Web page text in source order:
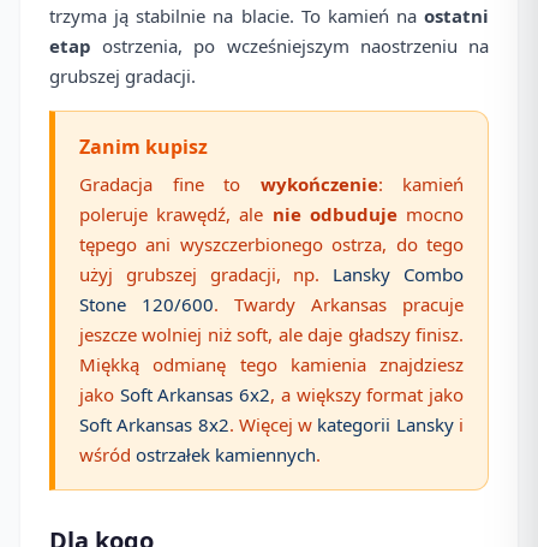
trzyma ją stabilnie na blacie. To kamień na ostatni
etap ostrzenia, po wcześniejszym naostrzeniu na
grubszej gradacji.
Zanim kupisz
Gradacja fine to wykończenie: kamień
poleruje krawędź, ale nie odbudujemocno
tępego ani wyszczerbionego ostrza, do tego
użyj grubszej gradacji, np. Lansky Combo
Stone 120/600. Twardy Arkansas pracuje
jeszcze wolniej niż soft, ale daje gładszy finisz.
Miękką odmianę tego kamienia znajdziesz
jako Soft Arkansas 6x2, a większy format jako
Soft Arkansas 8x2. Więcej w kategorii Lanskyi
wśród ostrzałek kamiennych.